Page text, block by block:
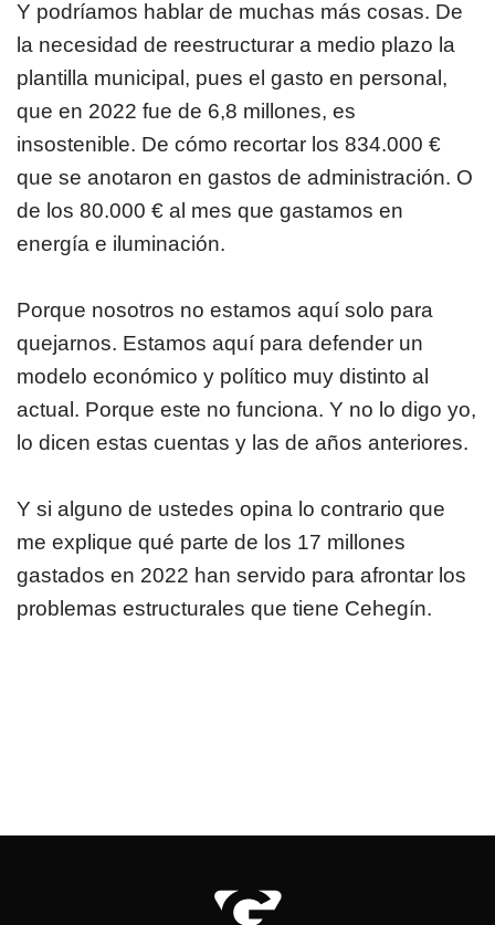
Y podríamos hablar de muchas más cosas. De
la necesidad de reestructurar a medio plazo la
plantilla municipal, pues el gasto en personal,
que en 2022 fue de 6,8 millones, es
insostenible. De cómo recortar los 834.000 €
que se anotaron en gastos de administración. O
de los 80.000 € al mes que gastamos en
energía e iluminación.
Porque nosotros no estamos aquí solo para
quejarnos. Estamos aquí para defender un
modelo económico y político muy distinto al
actual. Porque este no funciona. Y no lo digo yo,
lo dicen estas cuentas y las de años anteriores.
Y si alguno de ustedes opina lo contrario que
me explique qué parte de los 17 millones
gastados en 2022 han servido para afrontar los
problemas estructurales que tiene Cehegín.